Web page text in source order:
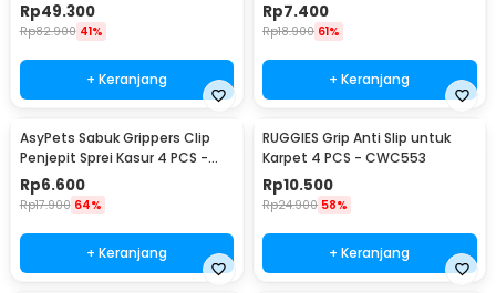
Rp49.300
Rp82.900 41%
+ Keranjang
Rp7.400
Rp18.900 61%
+ Keranjang
AsyPets Sabuk Grippers Clip
Penjepit Sprei Kasur 4 PCS -
PJP4
Rp6.600
Rp17.900 64%
+ Keranjang
RUGGIES Grip Anti Slip untuk
Karpet 4 PCS - CWC553
Rp10.500
Rp24.900 58%
+ Keranjang